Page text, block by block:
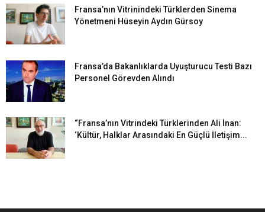
Fransa’nın Vitrinindeki Türklerden Sinema
Yönetmeni Hüseyin Aydın Gürsoy
Fransa’da Bakanlıklarda Uyuşturucu Testi Bazı
Personel Görevden Alındı
“Fransa’nın Vitrindeki Türklerinden Ali İnan:
‘Kültür, Halklar Arasındaki En Güçlü İletişim...